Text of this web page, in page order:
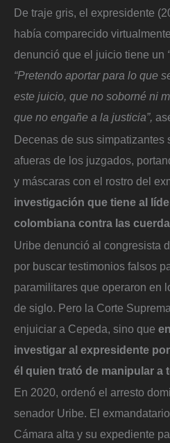
De traje gris, el expresidente
había comparecido
denunció que el juicio tiene un
“Pretendo aportar para lo que
este juicio, que no soborné ni
que no engañe a la justicia”,
Decenas de sus simpatizantes
afueras de los juzgados,
y máscaras con el rostro del
investigación que tiene al
colombiana contra las
Uribe denunció al congresista
por buscar testimonios falsos
paramilitares que operaron en
de siglo. Pero la Corte
enjuiciar a Cepeda, sino que en
investigar al expresidente
él quien trató de manipular a
En 2020, ordenó el arresto
senador Uribe. El
Cámara alta y su expediente